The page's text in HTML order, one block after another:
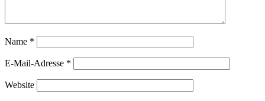
Name *
E-Mail-Adresse *
Website